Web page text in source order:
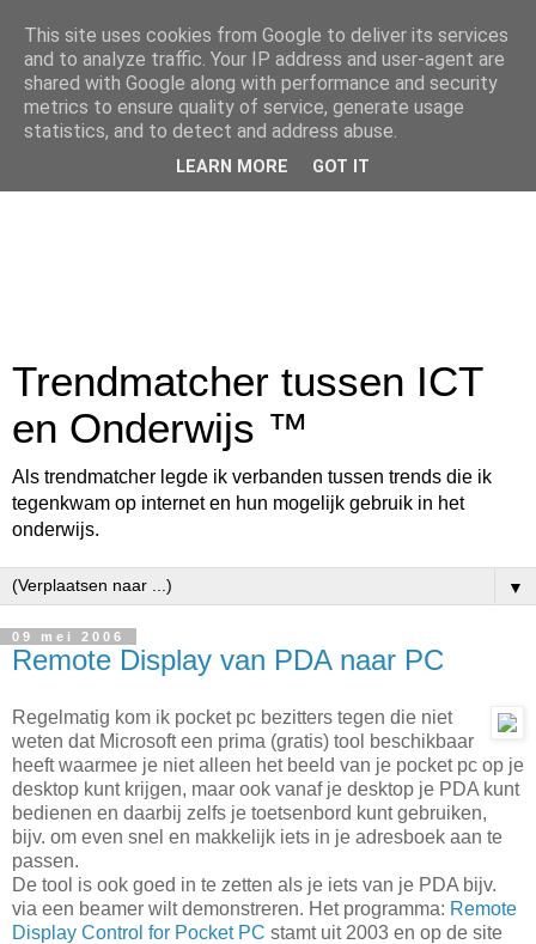
Trendmatcher tussen ICT
en Onderwijs ™
Als trendmatcher legde ik verbanden tussen trends die ik
tegenkwam op internet en hun mogelijk gebruik in het
onderwijs.
▼
09 mei 2006
Remote Display van PDA naar PC
Regelmatig kom ik pocket pc bezitters tegen die niet
weten dat Microsoft een prima (gratis) tool beschikbaar
heeft waarmee je niet alleen het beeld van je pocket pc op je
desktop kunt krijgen, maar ook vanaf je desktop je PDA kunt
bedienen en daarbij zelfs je toetsenbord kunt gebruiken,
bijv. om even snel en makkelijk iets in je adresboek aan te
passen.
De tool is ook goed in te zetten als je iets van je PDA bijv.
via een beamer wilt demonstreren. Het programma: Remote
Display Control for Pocket PC stamt uit 2003 en op de site
This site uses cookies from Google to deliver its services
and to analyze traffic. Your IP address and user-agent are
shared with Google along with performance and security
metrics to ensure quality of service, generate usage
statistics, and to detect and address abuse.
LEARN MORE GOT IT